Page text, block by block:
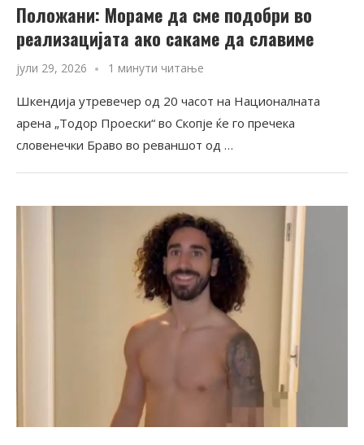
Положани: Морaме да сме подобри во
реализацијата ако сакаме да славиме
јули 29, 2026 1 минути читање
Шкендија утревечер од 20 часот на Националната
арена „Тодор Проески“ во Скопје ќе го пречека
словенечки Браво во реваншот од …